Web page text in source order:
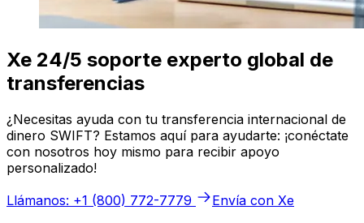
Xe 24/5 soporte experto global de
transferencias
¿Necesitas ayuda con tu transferencia internacional de
dinero SWIFT? Estamos aquí para ayudarte: ¡conéctate
con nosotros hoy mismo para recibir apoyo
personalizado!
Llámanos: +1 (800) 772-7779
Envía con Xe